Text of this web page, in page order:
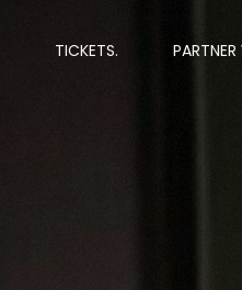
TICKETS.